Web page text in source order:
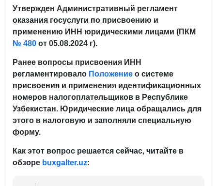
Утвержден Административный регламент
оказания госуслуги по присвоению и
применению ИНН юридическими лицами (ПКМ
№ 480 от 05.08.2024 г).
Ранее вопросы присвоения ИНН
регламентировало Положение о системе
присвоения и применения идентификационных
номеров налогоплательщиков в Республике
Узбекистан. Юридические лица обращались для
этого в налоговую и заполняли специальную
форму.
Как этот вопрос решается сейчас, читайте в
обзоре buxgalter.uz: